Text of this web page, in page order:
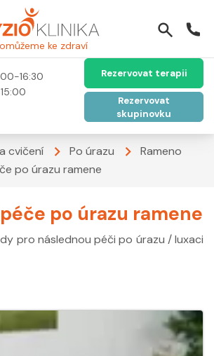
ke zdraví
16:30
Rezervovat terapii
Rezervovat
skupinovku
cvičení Po úrazu
Rameno
po úrazu ramene
po úrazu ramene
pro následnou péči po úrazu / luxaci